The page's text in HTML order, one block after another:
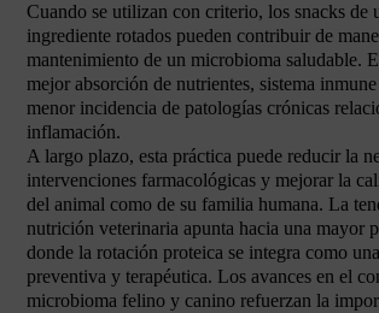
Cuando se utilizan con criterio, los snacks de
ingrediente rotados pueden contribuir de
mantenimiento de un microbioma saludable.
mejor absorción de nutrientes, sistema
menor incidencia de patologías crónicas
inflamación.
A largo plazo, esta práctica puede reducir la
intervenciones farmacológicas y mejorar la
del animal como de su familia humana. La
nutrición veterinaria apunta hacia una mayor
donde la rotación proteica se integra como
preventiva y terapéutica. Los avances en el
microbioma felino y canino refuerzan la